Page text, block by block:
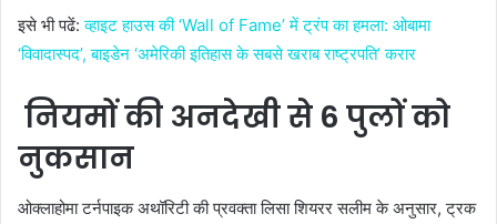
इसे भी पढें: व्हाइट हाउस की ‘Wall of Fame’ में ट्रंप का हमला: ओबामा
‘विवादास्पद’, बाइडेन ‘अमेरिकी इतिहास के सबसे खराब राष्ट्रपति’ करार
नियमों की अनदेखी से 6 पुलों को
नुकसान
ओक्लाहोमा टर्नपाइक अथॉरिटी की प्रवक्तालिसा शियरर सलीमके अनुसार, ट्रक